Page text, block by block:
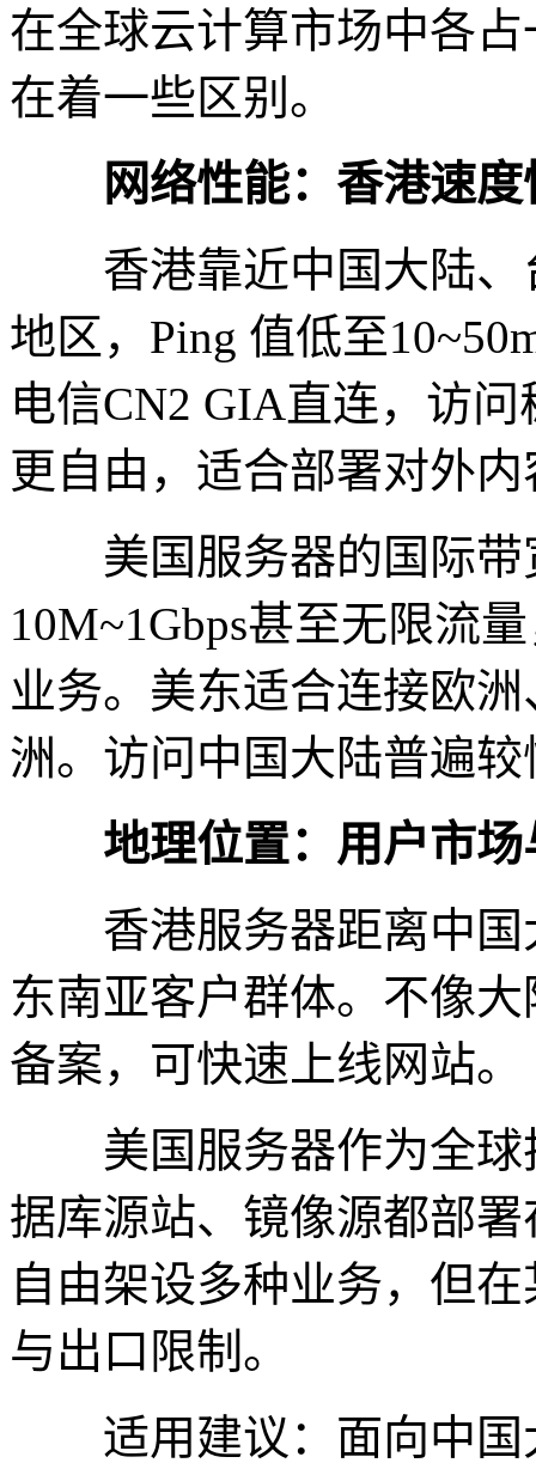
在全球云计算市场中各
在着一些区别。
网络性能：香港速度
香港靠近中国大陆、
地区，Ping 值低至
电信CN2 GIA直连，访
更自由，适合部署对外
美国服务器的国际带
10M~1Gbps甚至无限流
业务。美东适合连接欧
洲。访问中国大陆普遍较
地理位置：用户市场
香港服务器距离中国
东南亚客户群体。不像
备案，可快速上线网站。
美国服务器作为全球
据库源站、镜像源都部
自由架设多种业务，但
与出口限制。
适用建议：面向中国